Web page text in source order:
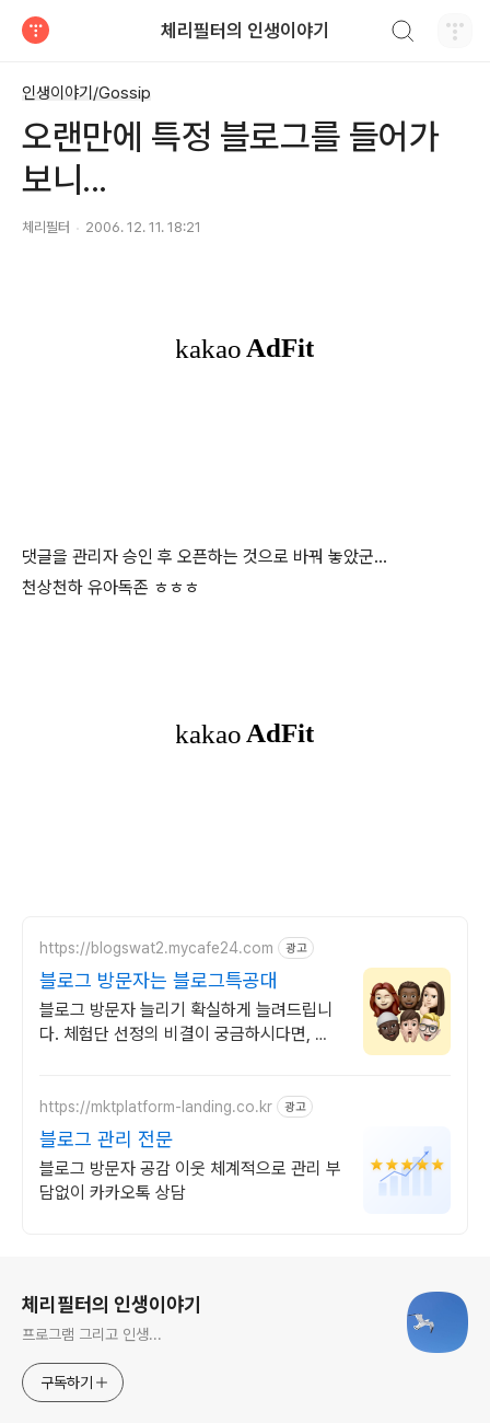
체리필터의 인생이야기
인생이야기/Gossip
오랜만에 특정 블로그를 들어가
보니...
체리필터 2006. 12. 11. 18:21
댓글을 관리자 승인 후 오픈하는 것으로 바꿔 놓았군...
천상천하 유아독존 ㅎㅎㅎ
https://blogswat2.mycafe24.com 광고
블로그 방문자는 블로그특공대
블로그 방문자 늘리기 확실하게 늘려드립니
다. 체험단 선정의 비결이 궁금하시다면, 효
https://mktplatform-landing.co.kr 광고
블로그 관리 전문
블로그 방문자 공감 이웃 체계적으로 관리 부
담없이 카카오톡 상담
체리필터의 인생이야기
프로그램 그리고 인생...
구독하기